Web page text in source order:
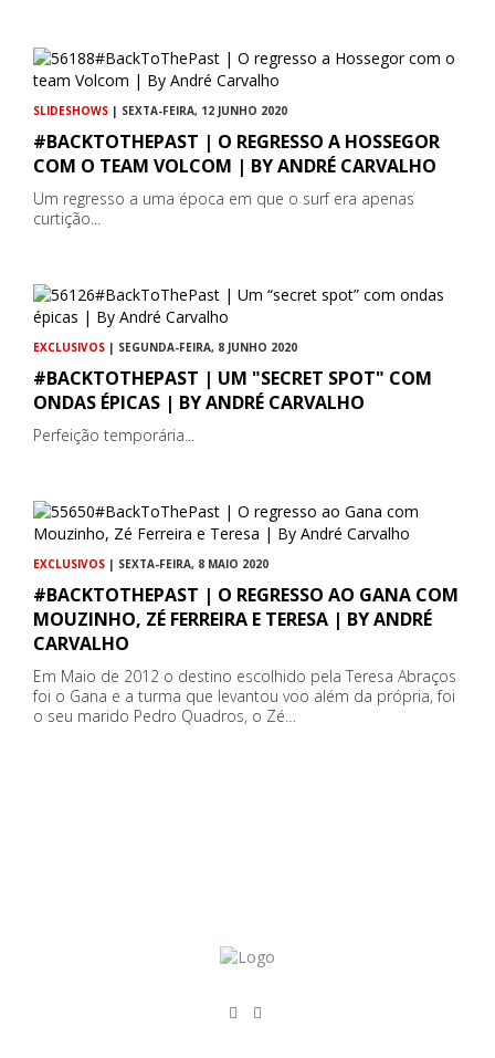
SLIDESHOWS | SEXTA-FEIRA, 12 JUNHO 2020
#BACKTOTHEPAST | O REGRESSO A HOSSEGOR
COM O TEAM VOLCOM | BY ANDRÉ CARVALHO
Um regresso a uma época em que o surf era apenas
curtição...
EXCLUSIVOS | SEGUNDA-FEIRA, 8 JUNHO 2020
#BACKTOTHEPAST | UM "SECRET SPOT" COM
ONDAS ÉPICAS | BY ANDRÉ CARVALHO
Perfeição temporária...
EXCLUSIVOS | SEXTA-FEIRA, 8 MAIO 2020
#BACKTOTHEPAST | O REGRESSO AO GANA COM
MOUZINHO, ZÉ FERREIRA E TERESA | BY ANDRÉ
CARVALHO
Em Maio de 2012 o destino escolhido pela Teresa Abraços
foi o Gana e a turma que levantou voo além da própria, foi
o seu marido Pedro Quadros, o Zé…